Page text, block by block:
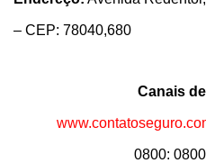
– CEP: 78040,680
Canais
0800: